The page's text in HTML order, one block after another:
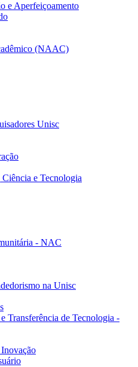
e Aperfeiçoamento
(NAAC)
Unisc
e Tecnologia
- NAC
na Unisc
Transferência de Tecnologia -